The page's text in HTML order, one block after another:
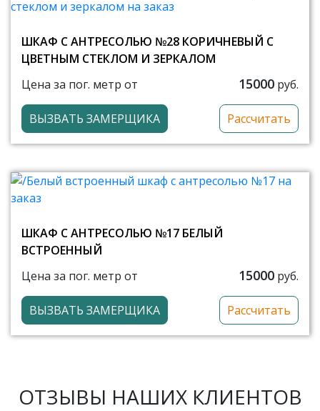
ШКАФ С АНТРЕСОЛЬЮ №28 КОРИЧНЕВЫЙ С
ЦВЕТНЫМ СТЕКЛОМ И ЗЕРКАЛОМ
Цена за пог. метр от
15000 руб.
ВЫЗВАТЬ ЗАМЕРЩИКА Рассчитать
ШКАФ С АНТРЕСОЛЬЮ №17 БЕЛЫЙ
ВСТРОЕННЫЙ
Цена за пог. метр от
15000 руб.
ВЫЗВАТЬ ЗАМЕРЩИКА Рассчитать
ОТЗЫВЫ НАШИХ КЛИЕНТОВ